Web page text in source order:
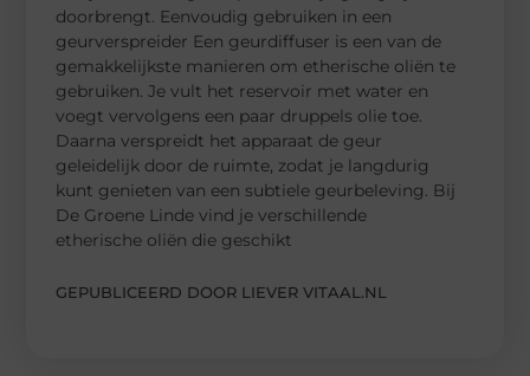
doorbrengt. Eenvoudig gebruiken in een
geurverspreider Een geurdiffuser is een van de
gemakkelijkste manieren om etherische oliën te
gebruiken. Je vult het reservoir met water en
voegt vervolgens een paar druppels olie toe.
Daarna verspreidt het apparaat de geur
geleidelijk door de ruimte, zodat je langdurig
kunt genieten van een subtiele geurbeleving. Bij
De Groene Linde vind je verschillende
etherische oliën die geschikt
GEPUBLICEERD DOOR LIEVER VITAAL.NL